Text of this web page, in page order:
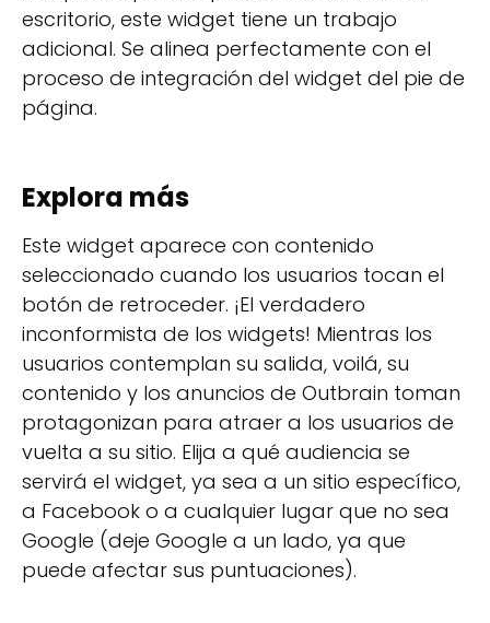
escritorio, este widget tiene un trabajo
adicional. Se alinea perfectamente con el
proceso de integración del widget del pie de
página.
Explora más
Este widget aparece con contenido
seleccionado cuando los usuarios tocan el
botón de retroceder. ¡El verdadero
inconformista de los widgets! Mientras los
usuarios contemplan su salida, voilá, su
contenido y los anuncios de Outbrain toman
protagonizan para atraer a los usuarios de
vuelta a su sitio. Elija a qué audiencia se
servirá el widget, ya sea a un sitio específico,
a Facebook o a cualquier lugar que no sea
Google (deje Google a un lado, ya que
puede afectar sus puntuaciones).